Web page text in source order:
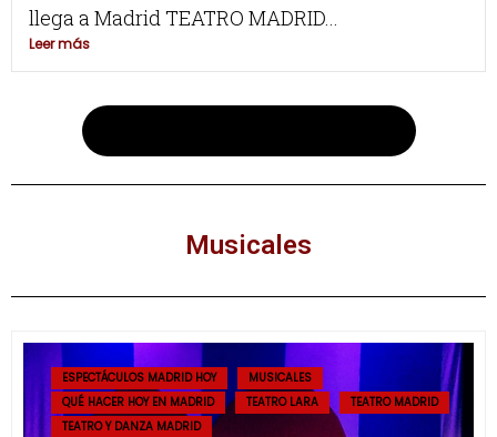
llega a Madrid TEATRO MADRID...
Leer más
Musicales
ESPECTÁCULOS MADRID HOY
MUSICALES
QUÉ HACER HOY EN MADRID
TEATRO LARA
TEATRO MADRID
TEATRO Y DANZA MADRID